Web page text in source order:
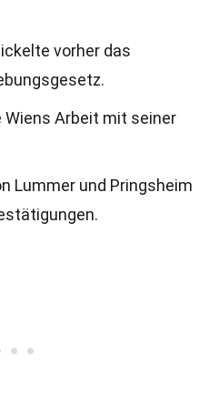
vorher das
Wiens Arbeit mit seiner
Lummer und Pringsheim